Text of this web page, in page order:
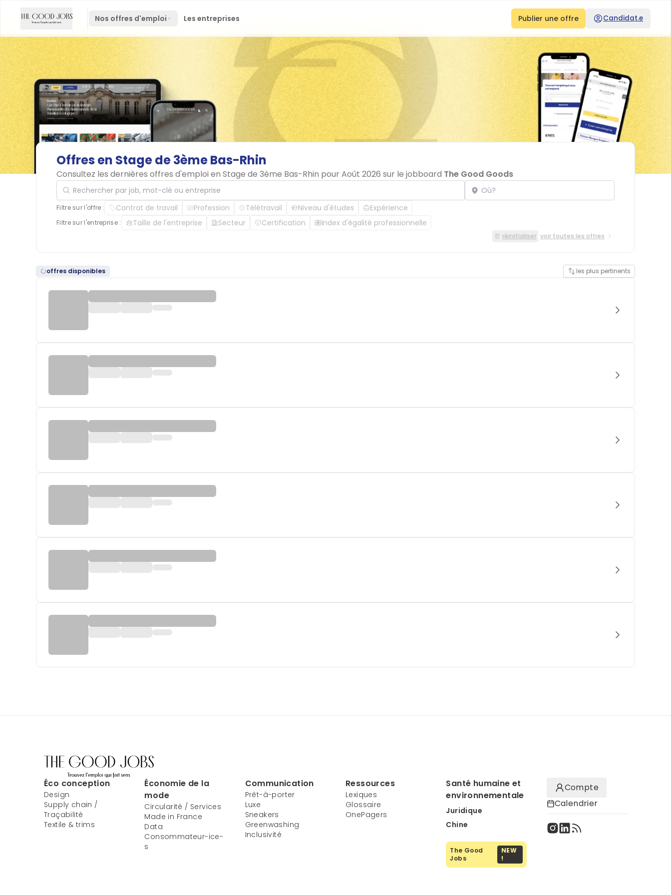
Nos offres d'emploi Les entreprises Publier une offre Candidat.e
Offres en Stagede3èmeBas-Rhin
Consultez les dernières offres d'emploi en Stage de 3ème Bas-Rhin pour Août 2026 sur le jobboard The Good Goods
Rechercher par job, mot-clé ou entreprise Localisation
Filtre sur l'offre : Contrat de travail Profession Télétravail Niveau d'études Expérience
Filtre sur l'entreprise : Taille de l'entreprise Secteur Certification Index d'égalité professionnelle
réinitialiser voir toutes les offres
offres disponibles les plus pertinents
Éco conception
Design
Supply chain /
Traçabilité
Textile & trims
Économie de la
mode
Circularité / Services
Made in France
Data
Consommateur-ice-
s
Communication
Prêt-à-porter
Luxe
Sneakers
Greenwashing
Inclusivité
Ressources
Lexiques
Glossaire
OnePagers
Santé humaine et
environnementale
Juridique
Chine
The Good
Jobs
NEW
!
Compte
Calendrier